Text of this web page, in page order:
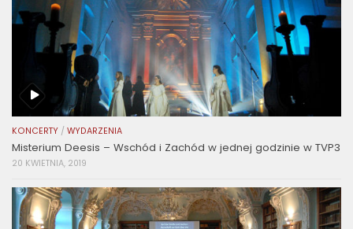
KONCERTY / WYDARZENIA
Misterium Deesis – Wschód i Zachód w jednej godzinie w TVP3
20 KWIETNIA, 2019